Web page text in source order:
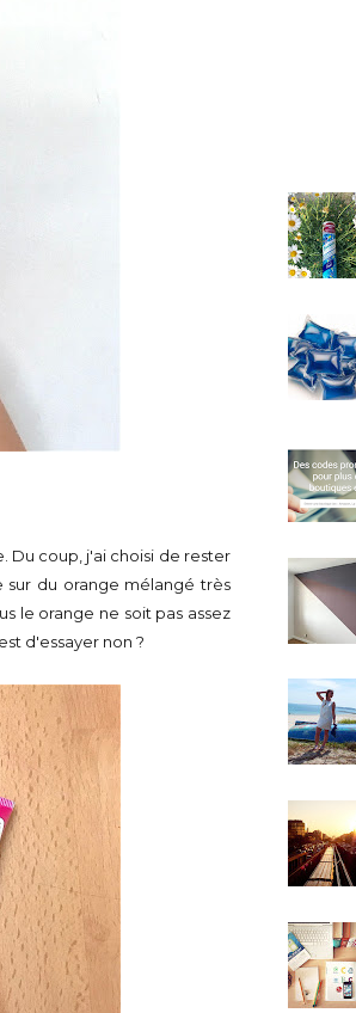
Du coup, j'ai choisi de rester
sur du orange mélangé très
le orange ne soit pas assez
d'essayer non ?